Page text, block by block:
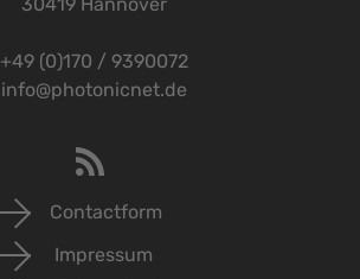
+49 (0)170 / 9390072
info@photonicnet.de
Contactform
Impressum